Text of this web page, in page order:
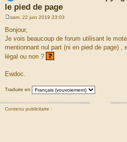
le pied de page
s
s
g
e
sam. 22 juin 2019 23:03
Bonjour,
Je vois beaucoup de forum utilisant le
mentionnant nul part (ni en pied de page)
légal ou non ?
Ewdoc.
Traduire en
Contenu publicitaire :